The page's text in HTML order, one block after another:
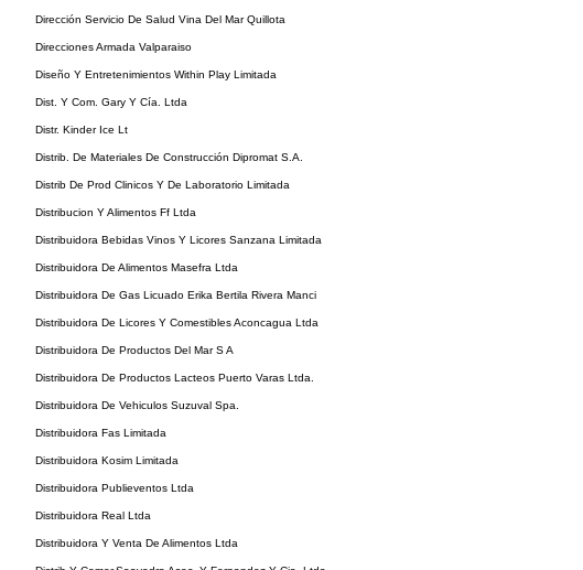
Dirección Servicio De Salud Vina Del Mar Quillota
Direcciones Armada Valparaiso
Diseño Y Entretenimientos Within Play Limitada
Dist. Y Com. Gary Y Cía. Ltda
Distr. Kinder Ice Lt
Distrib. De Materiales De Construcción Dipromat S.A.
Distrib De Prod Clinicos Y De Laboratorio Limitada
Distribucion Y Alimentos Ff Ltda
Distribuidora Bebidas Vinos Y Licores Sanzana Limitada
Distribuidora De Alimentos Masefra Ltda
Distribuidora De Gas Licuado Erika Bertila Rivera Manci
Distribuidora De Licores Y Comestibles Aconcagua Ltda
Distribuidora De Productos Del Mar S A
Distribuidora De Productos Lacteos Puerto Varas Ltda.
Distribuidora De Vehiculos Suzuval Spa.
Distribuidora Fas Limitada
Distribuidora Kosim Limitada
Distribuidora Publieventos Ltda
Distribuidora Real Ltda
Distribuidora Y Venta De Alimentos Ltda